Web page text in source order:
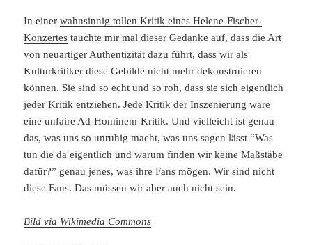
In einerwahnsinnig tollen Kritik eines Helene-Fischer-
Konzertes tauchte mir mal dieser Gedanke auf, dass die Art
von neuartiger Authentizität dazu führt, dass wir als
Kulturkritiker diese Gebilde nicht mehr dekonstruieren
können. Sie sind so echt und so roh, dass sie sich eigentlich
jeder Kritik entziehen. Jede Kritik der Inszenierung wäre
eine unfaire Ad-Hominem-Kritik. Und vielleicht ist genau
das, was uns so unruhig macht, was uns sagen lässt “Was
tun die da eigentlich und warum finden wir keine Maßstäbe
dafür?” genau jenes, was ihre Fans mögen. Wir sind nicht
diese Fans. Das müssen wir aber auch nicht sein.
Bild via Wikimedia Commons